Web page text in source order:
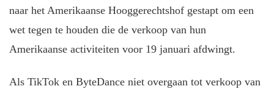
naar het Amerikaanse Hooggerechtshof gestapt om een
wet tegen te houden die de verkoop van hun
Amerikaanse activiteiten voor 19 januari afdwingt.
Als TikTok en ByteDance niet overgaan tot verkoop van